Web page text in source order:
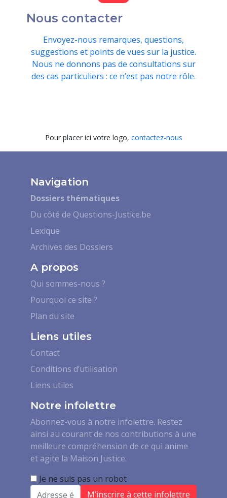
Nous contacter
Envoyez-nous remarques, questions,
suggestions et points de vues sur la justice.
Nous ne donnons pas de consultations sur
des cas particuliers : ce n’est pas notre rôle.
Pour placer ici votre logo, contactez-nous
Navigation
Dossiers thématiques
Du côté de Questions-Justice.be
Lexique
Archives des Dossiers
A propos
Qui sommes-nous ?
Pourquoi ce site ?
Plan du site
Liens utiles
Contact
Conditions d’utilisation
Liens utiles
Notre infolettre
Abonnez-vous à notre infolettre. Restez
ainsi au courant de nos contributions à une
meilleure compréhension de ce qui anime
et agite la Maison Justice.
Je ne suis pas un robot
Email